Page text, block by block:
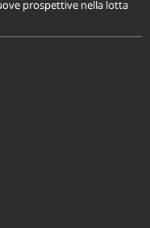
prospettive nella lotta